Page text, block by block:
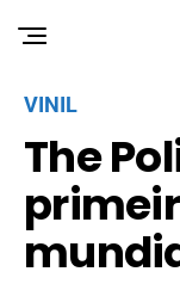
VINIL
The